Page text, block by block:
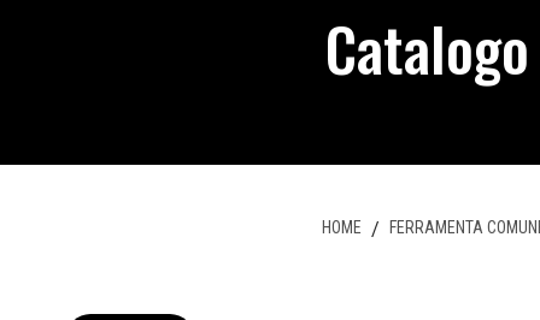
HOME / FERRAMENTA